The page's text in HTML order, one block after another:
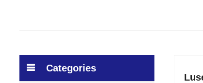
Categories